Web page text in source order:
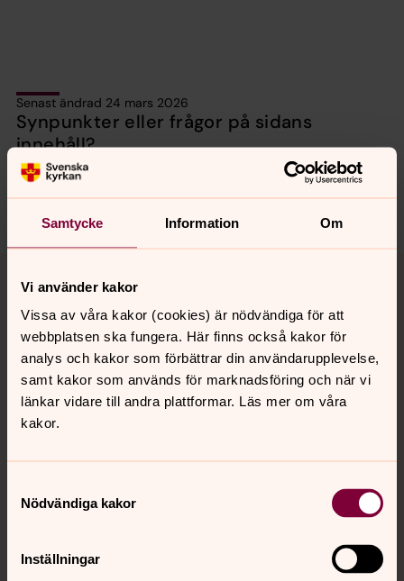
Samtycke Information Om
Vi använder kakor
Vissa av våra kakor (cookies) är nödvändiga för att
webbplatsen ska fungera. Här finns också kakor för
analys och kakor som förbättrar din användarupplevelse,
samt kakor som används för marknadsföring och när vi
länkar vidare till andra plattformar. Läs mer om våra
kakor.
Nödvändiga kakor
Inställningar
Senast ändrad 24 mars 2026
Synpunkter eller frågor på sidans
innehåll?
orbyskeneforsamling@svenskakyrkan.se
Dela
Kontakt
Kalender
Sociala kanaler